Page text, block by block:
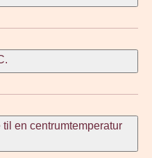
en centrumtemperatur